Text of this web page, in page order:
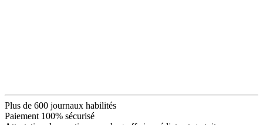
Plus de 600 journaux habilités
Paiement 100% sécurisé